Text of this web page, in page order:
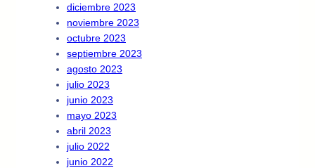
diciembre 2023
noviembre 2023
octubre 2023
septiembre 2023
agosto 2023
julio 2023
junio 2023
mayo 2023
abril 2023
julio 2022
junio 2022